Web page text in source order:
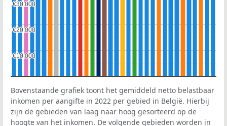
€10.000
€10.000
€20.000
€20.000
€30.000
€30.000
Bovenstaande grafiek toont het gemiddeld netto belastbaar
inkomen per aangifte in 2022 per gebied in België. Hierbij
zijn de gebieden van laag naar hoog gesorteerd op de
hoogte van het inkomen. De volgende gebieden worden in